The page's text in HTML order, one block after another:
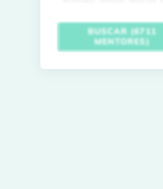
BUSCAR (6711
MENTORES)